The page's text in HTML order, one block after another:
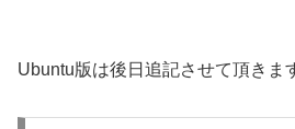
Ubuntu版は後日追記させて頂きま